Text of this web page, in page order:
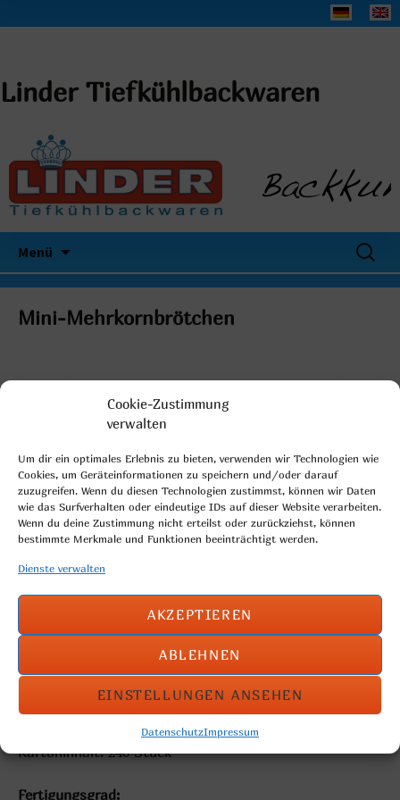
Cookie-Zustimmung
verwalten
Um dir ein optimales Erlebnis zu bieten, verwenden wir Technologien wie
Cookies, um Geräteinformationen zu speichern und/oder darauf
zuzugreifen. Wenn du diesen Technologien zustimmst, können wir Daten
wie das Surfverhalten oder eindeutige IDs auf dieser Website verarbeiten.
Wenn du deine Zustimmung nicht erteilst oder zurückziehst, können
bestimmte Merkmale und Funktionen beeinträchtigt werden.
Dienste verwalten
AKZEPTIEREN
ABLEHNEN
EINSTELLUNGEN ANSEHEN
DatenschutzImpressum
Linder Tiefkühlbackwaren
Menü
Suchen
nach:
Mini-Mehrkornbrötchen
quadratisches Weizenkleingebäck, bestreut mit
Kartoninhalt: 240 Stück
Fertigungsgrad: